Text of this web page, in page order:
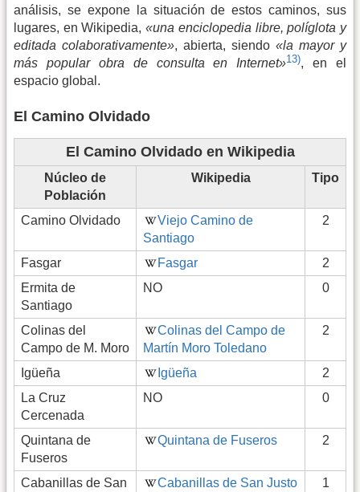
análisis, se expone la situación de estos caminos, sus
lugares, en Wikipedia,«una enciclopedia libre, políglota y
editada colaborativamente», abierta, siendo «la mayor y
más popular obra de consulta en Internet»13), en el
espacio global.
El Camino Olvidado
El Camino Olvidado en Wikipedia
Núcleo de
Población
Wikipedia Tipo
Camino Olvidado
Viejo Camino de
Santiago
2
Fasgar Fasgar
2
Ermita de
Santiago
NO 0
Colinas del
Campo de M. Moro
Colinas del Campo de
Martín Moro Toledano
2
Igüeña Igüeña
2
La Cruz
Cercenada
NO 0
Quintana de
Fuseros
Quintana de Fuseros 2
Cabanillas de San
Cabanillas de San Justo 1